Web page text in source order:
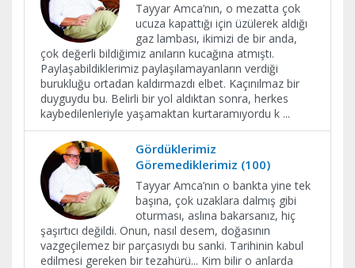
Tayyar Amca’nın, o mezatta çok
ucuza kapattığı için üzülerek aldığı
gaz lambası, ikimizi de bir anda,
çok değerli bildiğimiz anıların kucağına atmıştı.
Paylaşabildiklerimiz paylaşılamayanların verdiği
burukluğu ortadan kaldırmazdı elbet. Kaçınılmaz bir
duyguydu bu. Belirli bir yol aldıktan sonra, herkes
kaybedilenleriyle yaşamaktan kurtaramıyordu k ...
Gördüklerimiz
Göremediklerimiz (100)
Tayyar Amca’nın o bankta yine tek
başına, çok uzaklara dalmış gibi
oturması, aslına bakarsanız, hiç
şaşırtıcı değildi. Onun, nasıl desem, doğasının
vazgeçilemez bir parçasıydı bu sanki. Tarihinin kabul
edilmesi gereken bir tezahürü... Kim bilir o anlarda